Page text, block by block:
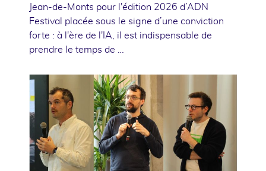
Jean-de-Monts pour l'édition 2026 d’ADN
Festival placée sous le signe d’une conviction
forte : à l'ère de l'IA, il est indispensable de
prendre le temps de …